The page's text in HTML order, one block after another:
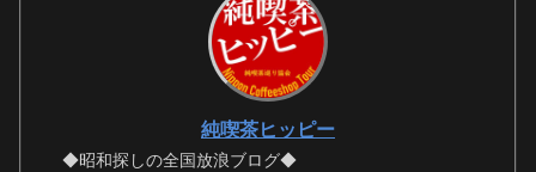
純喫茶ヒッピー
◆昭和探しの全国放浪ブログ◆